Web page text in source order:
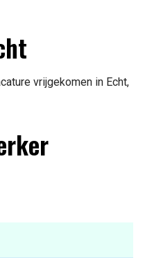
vrijgekomen in Echt,